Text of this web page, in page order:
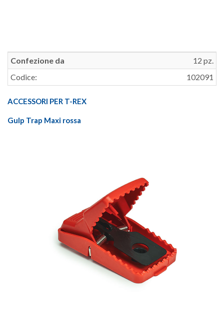
Confezione da
12 pz.
Codice:
102091
ACCESSORI PER T-REX
Gulp Trap Maxi rossa